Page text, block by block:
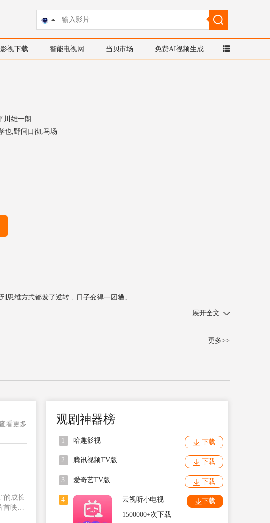
视下载 智能电视网 当贝市场 免费AI视频生成
川雄一朗
也,野间口彻,马场
思维方式都发了逆转，日子变得一团糟。
展开全文
更多>>
看更多
的成长
首映口
300场
观剧神器榜
1 哈趣影视 下载
2 腾讯视频TV版 下载
3 爱奇艺TV版 下载
4 云视听小电视
下载
1500000+次下载